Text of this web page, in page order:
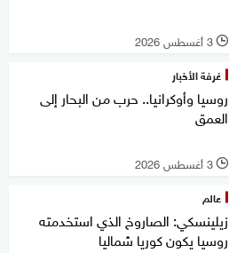
l 3 أغسطس 2026
غرفة الأخبار
روسيا وأوكرانيا.. حرب من البحار إلى
العمق
l 3 أغسطس 2026
عالم
زيلينسكي: الصاروخ الذي استخدمته
روسيا يكون كوريا شماليا